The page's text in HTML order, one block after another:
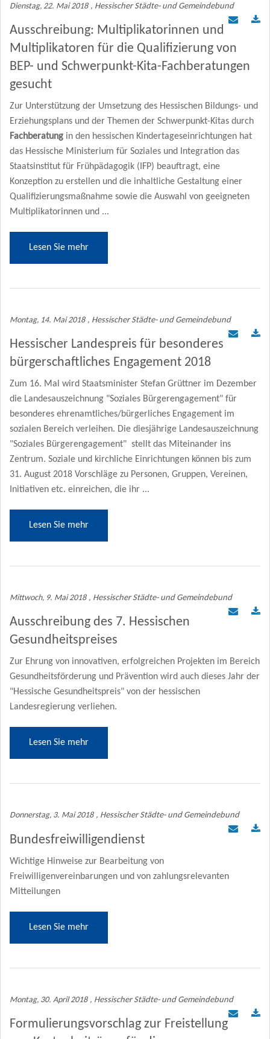
Dienstag, 22. Mai 2018 , Hessischer Städte- und Gemeindebund
Ausschreibung: Multiplikatorinnen und
Multiplikatoren für die Qualifizierung von
BEP- und Schwerpunkt-Kita-Fachberatungen
gesucht
Zur Unterstützung der Umsetzung des Hessischen Bildungs- und
Erziehungsplans und der Themen der Schwerpunkt-Kitas durch
Fachberatung in den hessischen Kindertageseinrichtungen hat
das Hessische Ministerium für Soziales und Integration das
Staatsinstitut für Frühpädagogik (IFP) beauftragt, eine
Konzeption zu erstellen und die inhaltliche Gestaltung einer
Qualifizierungsmaßnahme sowie die Auswahl von geeigneten
Multiplikatorinnen und ...
Lesen Sie mehr
Montag, 14. Mai 2018 , Hessischer Städte- und Gemeindebund
Hessischer Landespreis für besonderes
bürgerschaftliches Engagement 2018
Zum 16. Mal wird Staatsminister Stefan Grüttner im Dezember
die Landesauszeichnung "Soziales Bürgerengagement" für
besonderes ehrenamtliches/bürgerliches Engagement im
sozialen Bereich verleihen. Die diesjährige Landesauszeichnung
"Soziales Bürgerengagement" stellt das Miteinander ins
Zentrum. Soziale und kirchliche Einrichtungen können bis zum
31. August 2018 Vorschläge zu Personen, Gruppen, Vereinen,
Initiativen etc. einreichen, die ihr ...
Lesen Sie mehr
Mittwoch, 9. Mai 2018 , Hessischer Städte- und Gemeindebund
Ausschreibung des 7. Hessischen
Gesundheitspreises
Zur Ehrung von innovativen, erfolgreichen Projekten im Bereich
Gesundheitsförderung und Prävention wird auch dieses Jahr der
"Hessische Gesundheitspreis" von der hessischen
Landesregierung verliehen.
Lesen Sie mehr
Donnerstag, 3. Mai 2018 , Hessischer Städte- und Gemeindebund
Bundesfreiwilligendienst
Wichtige Hinweise zur Bearbeitung von
Freiwilligenvereinbarungen und von zahlungsrelevanten
Mitteilungen
Lesen Sie mehr
Montag, 30. April 2018 , Hessischer Städte- und Gemeindebund
Formulierungsvorschlag zur Freistellung